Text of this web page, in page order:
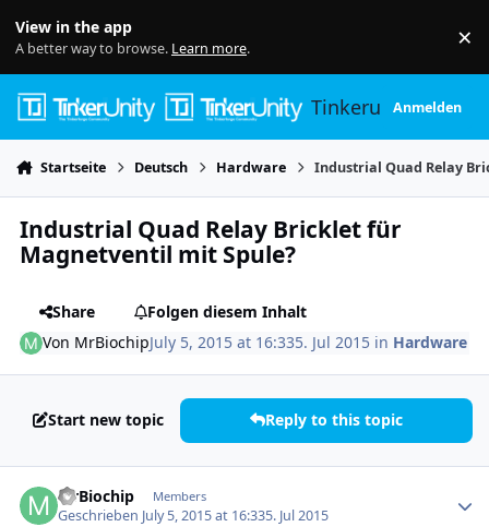
View in the app
A better way to browse. Learn more. ×
TinkerunityAnmelden
Startseite Deutsch Hardware Industrial Quad Relay
Industrial Quad Relay Bricklet für
Magnetventil mit Spule?
Share
Folgen diesem Inhalt
Von MrBiochipJuly 5, 2015 at 16:335. Jul 2015 in Hardware
Start new topic Reply to this topic
MrBiochip Members
Geschrieben July 5, 2015 at 16:335. Jul 2015